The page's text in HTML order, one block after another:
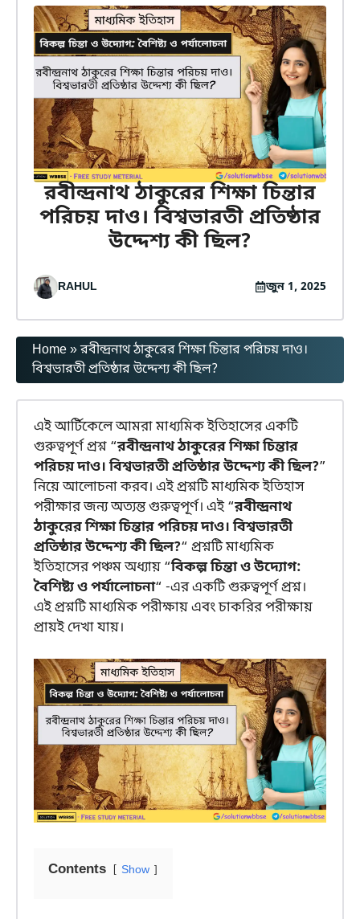
রবীন্দ্রনাথ ঠাকুরের শিক্ষা চিন্তার
পরিচয় দাও। বিশ্বভারতী প্রতিষ্ঠার
উদ্দেশ্য কী ছিল?
RAHUL জুন 1, 2025
Home»রবীন্দ্রনাথ ঠাকুরের শিক্ষা চিন্তার পরিচয় দাও।
বিশ্বভারতী প্রতিষ্ঠার উদ্দেশ্য কী ছিল?
এই আর্টিকেলে আমরা মাধ্যমিক ইতিহাসের একটি
গুরুত্বপূর্ণ প্রশ্ন “রবীন্দ্রনাথ ঠাকুরের শিক্ষা চিন্তার
পরিচয় দাও। বিশ্বভারতী প্রতিষ্ঠার উদ্দেশ্য কী ছিল?”
নিয়ে আলোচনা করব। এই প্রশ্নটি মাধ্যমিক ইতিহাস
পরীক্ষার জন্য অত্যন্ত গুরুত্বপূর্ণ। এই “রবীন্দ্রনাথ
ঠাকুরের শিক্ষা চিন্তার পরিচয় দাও। বিশ্বভারতী
প্রতিষ্ঠার উদ্দেশ্য কী ছিল?“ প্রশ্নটি মাধ্যমিক
ইতিহাসের পঞ্চম অধ্যায় “বিকল্প চিন্তা ও উদ্যোগ:
বৈশিষ্ট্য ও পর্যালোচনা“ -এর একটি গুরুত্বপূর্ণ প্রশ্ন।
এই প্রশ্নটি মাধ্যমিক পরীক্ষায় এবং চাকরির পরীক্ষায়
প্রায়ই দেখা যায়।
Contents Show